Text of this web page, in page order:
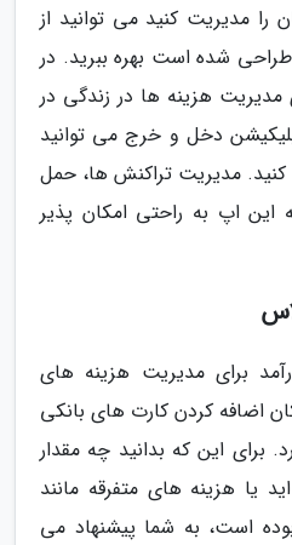
مدیریت کنید می توانید از
شده است بهره ببرید. در
برای مدیریت هزینه ها در زندگی در
دخل و خرج می توانید
مدیریت تراکنش ها، حمل
اپ به راحتی امکان پذیر
برای مدیریت هزینه های
اضافه کردن کارت های بانکی
برای این که بدانید چه مقدار
یا هزینه های متفرقه مانند
است، به شما پیشنهاد می